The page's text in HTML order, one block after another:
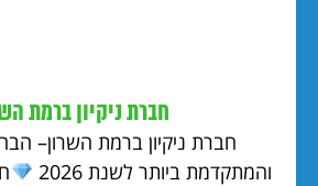
חברת ניקיון ברמת
חברת ניקיון ברמת השרון–
והמתקדמת ביותר לשנת 2026